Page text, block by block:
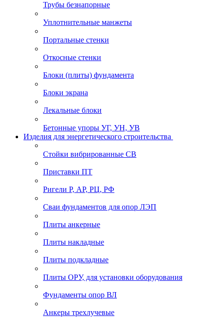
Трубы безнапорные
Уплотнительные манжеты
Портальные стенки
Откосные стенки
Блоки (плиты) фундамента
Блоки экрана
Лекальные блоки
Бетонные упоры УГ, УН, УВ
Изделия для энергетического строительства
Стойки вибрированные СВ
Приставки ПТ
Ригели Р, АР, РЦ, РФ
Сваи фундаментов для опор ЛЭП
Плиты анкерные
Плиты накладные
Плиты подкладные
Плиты ОРУ, для установки оборудования
Фундаменты опор ВЛ
Анкеры трехлучевые